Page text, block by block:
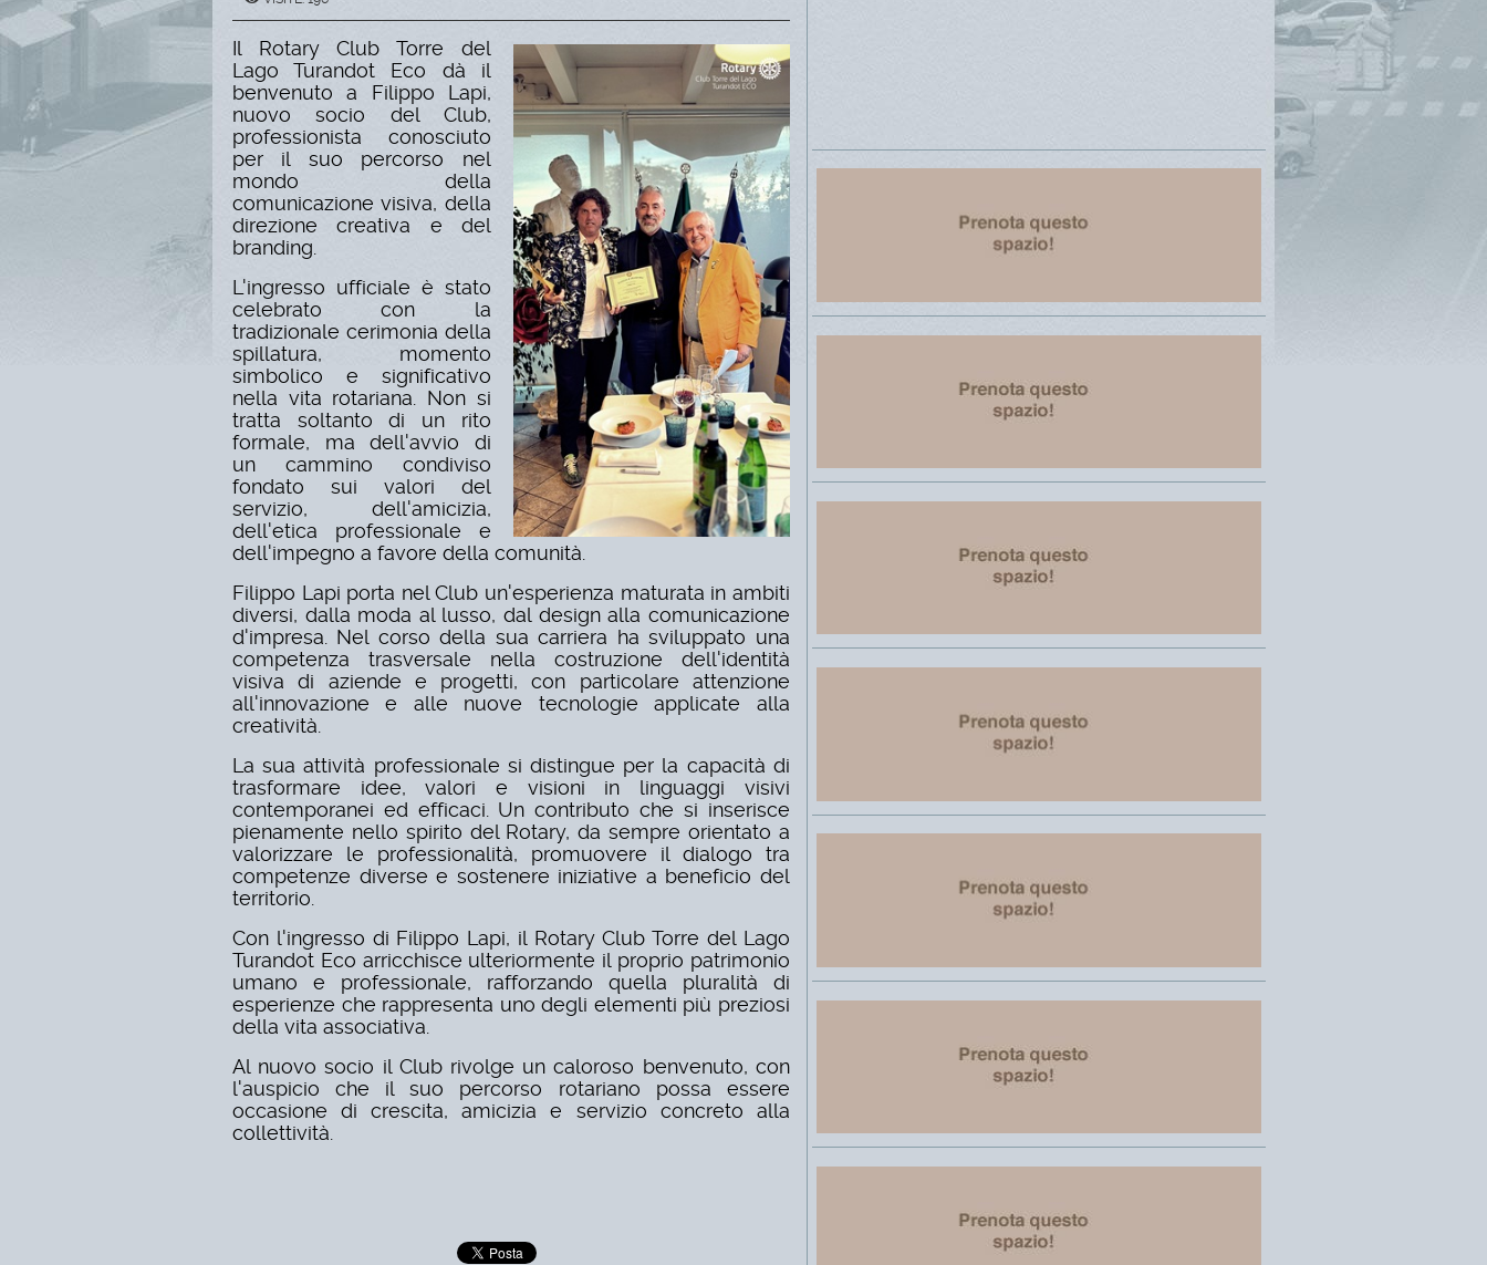
Il Rotary Club Torre del
Lago Turandot Eco dà il
benvenuto a Filippo Lapi,
nuovo socio del Club,
professionista conosciuto
per il suo percorso nel
mondo della
comunicazione visiva, della
direzione creativa e del
branding.
L'ingresso ufficiale è stato
celebrato con la
tradizionale cerimonia della
spillatura, momento
simbolico e significativo
nella vita rotariana. Non si
tratta soltanto di un rito
formale, ma dell'avvio di
un cammino condiviso
fondato sui valori del
servizio, dell'amicizia,
dell'etica professionale e
dell'impegno a favore della comunità.
Filippo Lapi porta nel Club un'esperienza maturata in ambiti
diversi, dalla moda al lusso, dal design alla comunicazione
d'impresa. Nel corso della sua carriera ha sviluppato una
competenza trasversale nella costruzione dell'identità
visiva di aziende e progetti, con particolare attenzione
all'innovazione e alle nuove tecnologie applicate alla
creatività.
La sua attività professionale si distingue per la capacità di
trasformare idee, valori e visioni in linguaggi visivi
contemporanei ed efficaci. Un contributo che si inserisce
pienamente nello spirito del Rotary, da sempre orientato a
valorizzare le professionalità, promuovere il dialogo tra
competenze diverse e sostenere iniziative a beneficio del
territorio.
Con l'ingresso di Filippo Lapi, il Rotary Club Torre del Lago
Turandot Eco arricchisce ulteriormente il proprio patrimonio
umano e professionale, rafforzando quella pluralità di
esperienze che rappresenta uno degli elementi più preziosi
della vita associativa.
Al nuovo socio il Club rivolge un caloroso benvenuto, con
l'auspicio che il suo percorso rotariano possa essere
occasione di crescita, amicizia e servizio concreto alla
collettività.